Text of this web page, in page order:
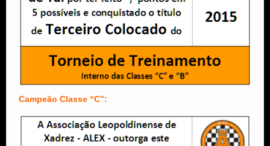
Campeão Classe “C”: